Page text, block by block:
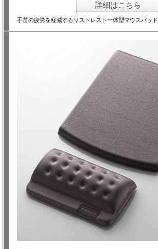
詳細はこちら
手首の疲労を軽減するリストレスト一体型マウスパッド